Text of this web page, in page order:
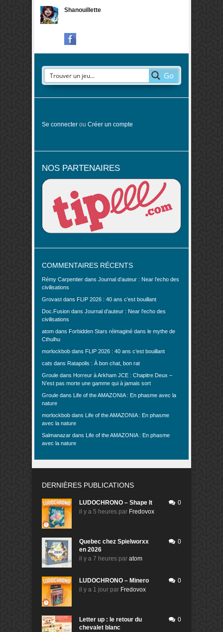
Shanouillette
Go
Se connecter ou Créer un compte
NOS PARTENAIRES
COMMENTAIRES RÉCENTS
Rémy Carpentier dans Journal d’auteur : Near l’echo des
civilisations
Grovast dans FLIP 2026 : 40 ans c’est bouillant
Doc.Fusion dans Journal d’auteur : Near l’echo des
civilisations
atom dans Forbidden Stars réimaginé dans le mythe de
Cthulhu
morlockbob dans FLIP 2026 : 40 ans c’est bouillant
cats dans Ratapolis : À bon chat, bon rat
Groule dans Horreur à Arkham JCE : Chapitre Deux –
N’est pas morte une gamme qui à jamais sort
Groule dans Life of the AMAZONIA : En phasme avec la
nature
morlockbob dans Life of the AMAZONIA : En phasme
avec la nature
Salmanazar dans Life of the AMAZONIA : En phasme
avec la nature
DERNIÈRES PUBLICATIONS
LUDOCHRONO – Shape It
il y a 5 heures par Fredovox
0
Quebec chez Spielworxx
en 2026
il y a 7 heures par atom
0
LUDOCHRONO – Minero
il y a 1 jour par Fredovox
0
Letter up : le retour du
chevalet blanc
0